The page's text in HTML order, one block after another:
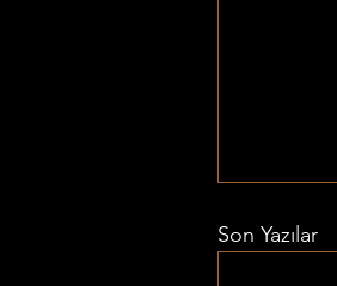
Son Yazılar